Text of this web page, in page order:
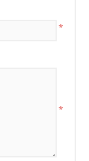
*
*